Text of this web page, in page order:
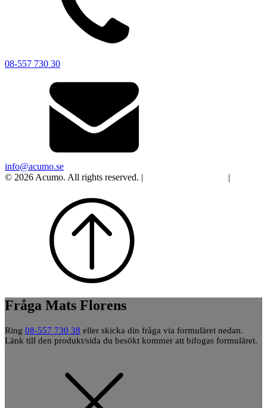
08-557 730 30
info@acumo.se
© 2026 Acumo. All rights reserved. |
|
Fråga Mats Florens
Ring 08-557 730 38 eller skicka din fråga via formuläret nedan.
Länk till den produkt/sida du besökt kommer att bifogas formuläret.